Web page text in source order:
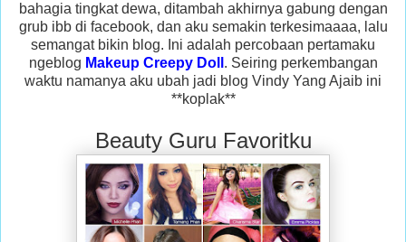
bahagia tingkat dewa, ditambah akhirnya gabung dengan
grub ibb di facebook, dan aku semakin terkesimaaaa, lalu
semangat bikin blog. Ini adalah percobaan pertamaku
ngeblog Makeup Creepy Doll . Seiring perkembangan
waktu namanya aku ubah jadi blog Vindy Yang Ajaib ini
**koplak**
Beauty Guru Favoritku